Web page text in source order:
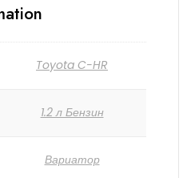
Toyota C-HR
1.2 л Бензин
Вариатор